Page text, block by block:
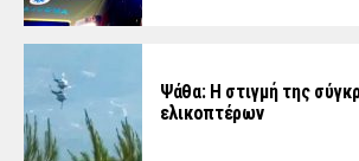
Ψάθα: Η στιγμή της
ελικοπτέρων